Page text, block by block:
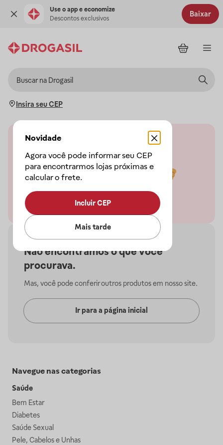
Use o app e economize
Descontos exclusivos
Baixar
Insira seu CEP
Novidade
Agora você pode informar seu CEP
para encontrarmos lojas próximas e
calcular o frete.
Incluir CEP
Mais tarde
Não encontramos o que você
procurava.
Mas, você pode conferir outros produtos em nosso site.
Ir para a página inicial
Navegue nas categorias
Saúde
Bem Estar
Diabetes
Saúde Sexual
Pele, Cabelos e Unhas